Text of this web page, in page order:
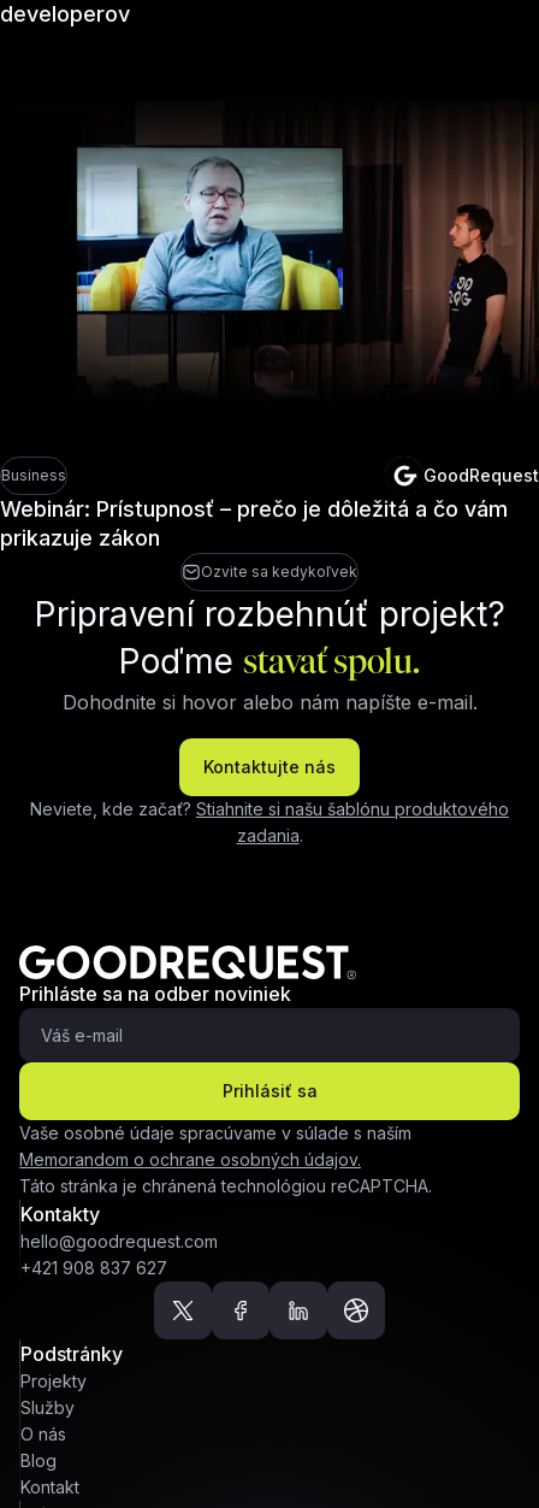
developerov
Business GoodRequest
Webinár: Prístupnosť – prečo je dôležitá a čo vám
prikazuje zákon
Ozvite sa kedykoľvek
Pripravení rozbehnúť projekt?
Poďmestavať spolu.
Dohodnite si hovor alebo nám napíšte e-mail.
Kontaktujte nás
Neviete, kde začať? Stiahnite si našu šablónu produktového
zadania.
Prihláste sa na odber noviniek
Prihlásiť sa
Vaše osobné údaje spracúvame v súlade s naším
Memorandom o ochrane osobných údajov.
Táto stránka je chránená technológiou reCAPTCHA.
Kontakty
hello@goodrequest.com
+421 908 837 627
Podstránky
Projekty
Služby
O nás
Blog
Kontakt